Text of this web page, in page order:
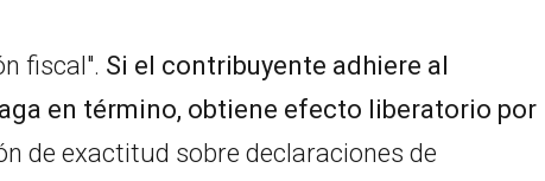
fiscal". Si el contribuyente adhiere al
en término, obtiene efecto liberatorio por
de exactitud sobre declaraciones de